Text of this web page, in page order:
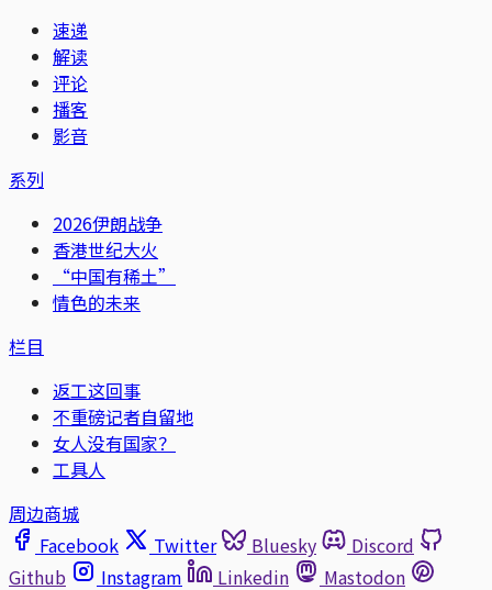
速递
解读
评论
播客
影音
系列
2026伊朗战争
香港世纪大火
“中国有稀土”
情色的未来
栏目
返工这回事
不重磅记者自留地
女人没有国家？
工具人
周边商城
Facebook
Twitter Bluesky
Discord
Github
Instagram Linkedin
Mastodon